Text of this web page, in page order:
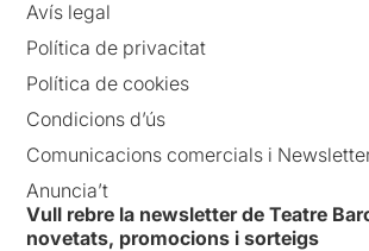
Avís legal
Política de privacitat
Política de cookies
Condicions d’ús
Comunicacions comercials i
Anuncia’t
Vull rebre la newsletter de Teatre
novetats, promocions i sorteigs